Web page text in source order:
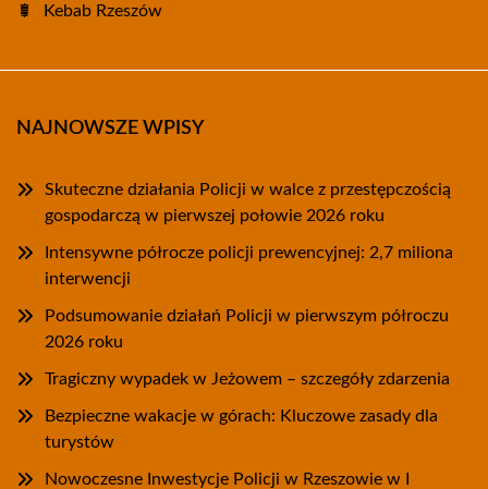
Kebab Rzeszów
NAJNOWSZE WPISY
Skuteczne działania Policji w walce z przestępczością
gospodarczą w pierwszej połowie 2026 roku
Intensywne półrocze policji prewencyjnej: 2,7 miliona
interwencji
Podsumowanie działań Policji w pierwszym półroczu
2026 roku
Tragiczny wypadek w Jeżowem – szczegóły zdarzenia
Bezpieczne wakacje w górach: Kluczowe zasady dla
turystów
Nowoczesne Inwestycje Policji w Rzeszowie w I